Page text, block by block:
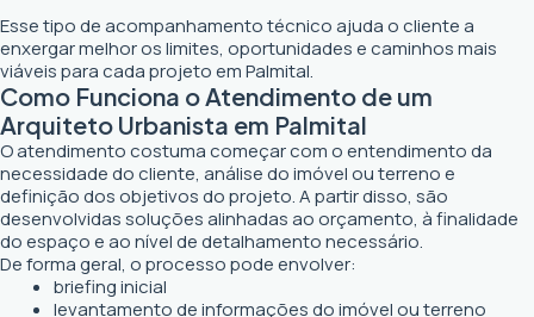
Esse tipo de acompanhamento técnico ajuda o cliente a
enxergar melhor os limites, oportunidades e caminhos mais
viáveis para cada projeto em Palmital.
Como Funciona o Atendimento de um
Arquiteto Urbanista em Palmital
O atendimento costuma começar com o entendimento da
necessidade do cliente, análise do imóvel ou terreno e
definição dos objetivos do projeto. A partir disso, são
desenvolvidas soluções alinhadas ao orçamento, à finalidade
do espaço e ao nível de detalhamento necessário.
De forma geral, o processo pode envolver:
briefing inicial
levantamento de informações do imóvel ou terreno